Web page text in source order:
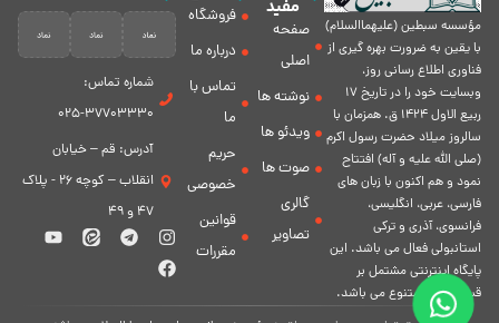
مؤسسه سبطين (عليهماالسلام)
با يقين به ضرورت بهره گیرى از
فناورى اطلاع رسانى روز،
وبسایت خود را در تاريخ 17
ربيع الاول 1424 ق. همزمان با
سالروز ميلاد حضرت رسول اكرم
(صلی الله علیه و آله) افتتاح
نمود و هم اكنون با زبان های
فارسی، عربى، انگلیسی،
فرانسوی، آذری و ترکی
استانبولی فعال مى باشد. اين
پايگاه اينترنتى مشتمل بر
قسمت هاى متنوع مى باشد.
مفید
صفحه
اصلی
نوشته ها
ویدئو ها
صوت ها
گالری
تصاویر
فروشگاه
درباره ما
تماس با
ما
حریم
خصوصی
قوانین
مقررات
شماره تماس:
37703330-025
آدرس: قم – خیابان
انقلاب – کوچه 26 - پلاک
47 و 49